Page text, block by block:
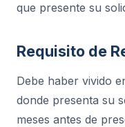
que presente su
Requisito de
Debe haber vivido
donde presenta su
meses antes de